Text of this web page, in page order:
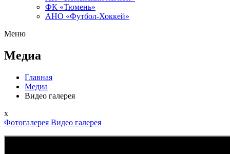
ФК «Тюмень»
АНО «Футбол-Хоккей»
Меню
Медиа
Главная
Медиа
Видео галерея
x
Фотогалерея Видео галерея